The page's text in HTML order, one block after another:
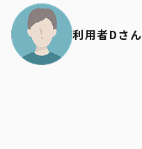
利用者Dさん